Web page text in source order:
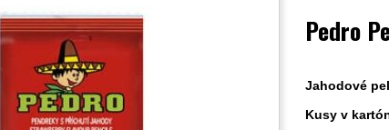
Pedro
Jahodové
Kusy v